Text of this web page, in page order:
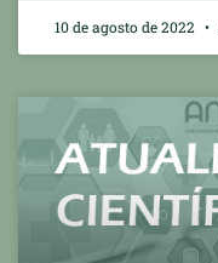
10 de agosto de 2022